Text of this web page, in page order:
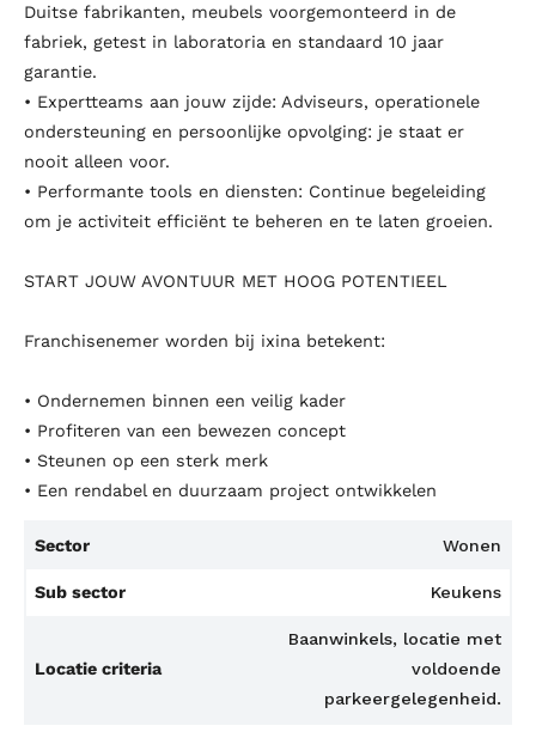
Duitse fabrikanten, meubels voorgemonteerd in de
fabriek, getest in laboratoria en standaard 10 jaar
garantie.
• Expertteams aan jouw zijde: Adviseurs, operationele
ondersteuning en persoonlijke opvolging: je staat er
nooit alleen voor.
• Performante tools en diensten: Continue begeleiding
om je activiteit efficiënt te beheren en te laten groeien.
START JOUW AVONTUUR MET HOOG POTENTIEEL
Franchisenemer worden bij ixina betekent:
• Ondernemen binnen een veilig kader
• Profiteren van een bewezen concept
• Steunen op een sterk merk
• Een rendabel en duurzaam project ontwikkelen
Sector Wonen
Sub sector Keukens
Locatie criteria
Baanwinkels, locatie met
voldoende
parkeergelegenheid.